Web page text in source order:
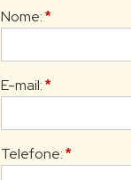
Nome: *
E-mail: *
Telefone: *